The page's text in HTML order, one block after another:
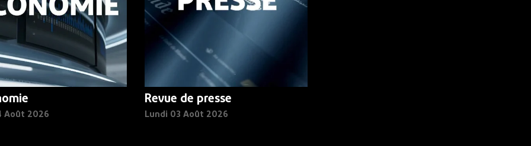
Août 2026
Revue de presse
Lundi 03 Août 2026